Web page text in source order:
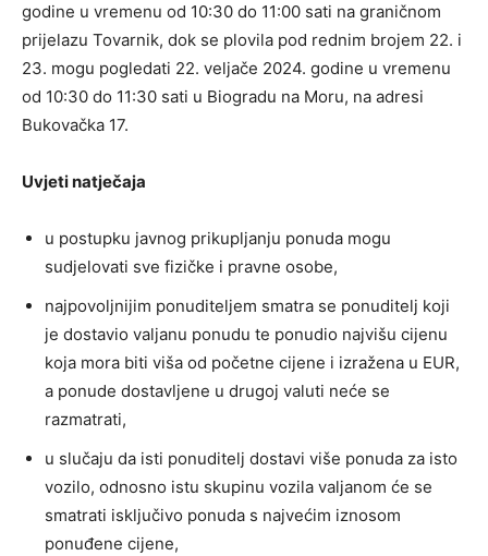
godine u vremenu od 10:30 do 11:00 sati na graničnom
prijelazu Tovarnik, dok se plovila pod rednim brojem 22. i
23. mogu pogledati 22. veljače 2024. godine u vremenu
od 10:30 do 11:30 sati u Biogradu na Moru, na adresi
Bukovačka 17.
Uvjeti natječaja
u postupku javnog prikupljanju ponuda mogu
sudjelovati sve fizičke i pravne osobe,
najpovoljnijim ponuditeljem smatra se ponuditelj koji
je dostavio valjanu ponudu te ponudio najvišu cijenu
koja mora biti viša od početne cijene i izražena u EUR,
a ponude dostavljene u drugoj valuti neće se
razmatrati,
u slučaju da isti ponuditelj dostavi više ponuda za isto
vozilo, odnosno istu skupinu vozila valjanom će se
smatrati isključivo ponuda s najvećim iznosom
ponuđene cijene,